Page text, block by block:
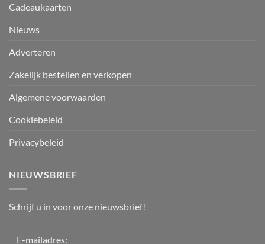
Cadeaukaarten
Nieuws
Adverteren
Zakelijk bestellen en verkopen
Algemene voorwaarden
Cookiebeleid
Privacybeleid
NIEUWSBRIEF
Schrijf u in voor onze nieuwsbrief!
E-mailadres: